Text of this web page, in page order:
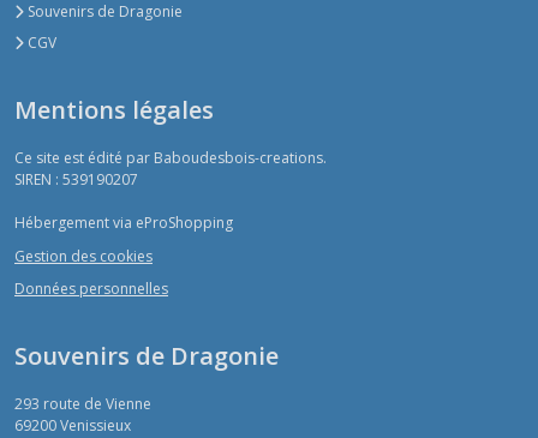
Souvenirs de Dragonie
CGV
Mentions légales
Ce site est édité par Baboudesbois-creations.
SIREN : 539190207
Hébergement via eProShopping
Gestion des cookies
Données personnelles
Souvenirs de Dragonie
293 route de Vienne
69200Venissieux